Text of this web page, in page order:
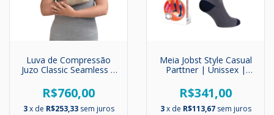
Luva de Compressão
Juzo Classic Seamless |
Plana | 20-30mmHg
R$760,00
3 x de R$253,33 sem juros
Meia Jobst Style Casual
Parttner | Unissex |
20-30 mmHg | Até o
Joelho
R$341,00
3 x de R$113,67 sem juros